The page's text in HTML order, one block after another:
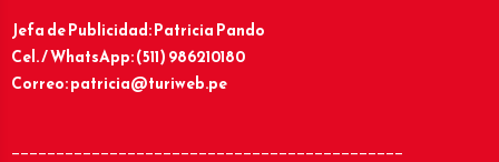
Jefa de Publicidad: Patricia Pando
Cel. / WhatsApp: (511) 986210180
Correo: patricia@turiweb.pe
____________________________________________